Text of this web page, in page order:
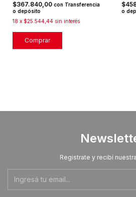
$367.840,00 con Transferencia
o depósito
18 x $25.544,44 sin interés
o
Registrate y recibí